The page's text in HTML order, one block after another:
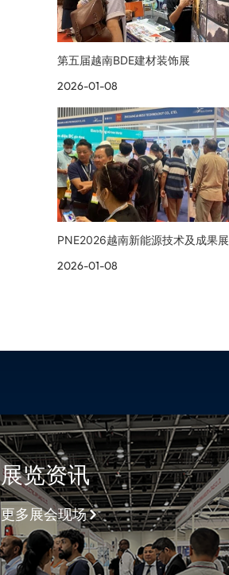
第五届越南BDE建材装饰展
2026-01-08
PNE2026越南新能源技术及成果展
2026-01-08
展览资讯
更多展会现场